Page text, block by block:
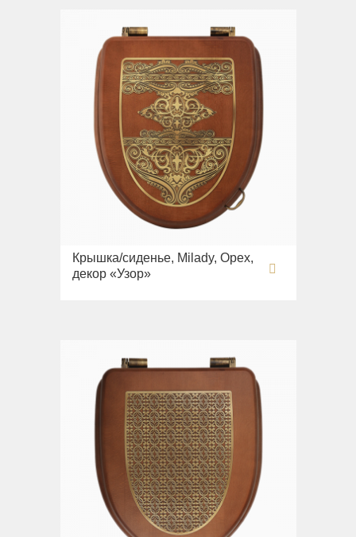
Крышка/сиденье, Milady, Орех,
декор «Узор»